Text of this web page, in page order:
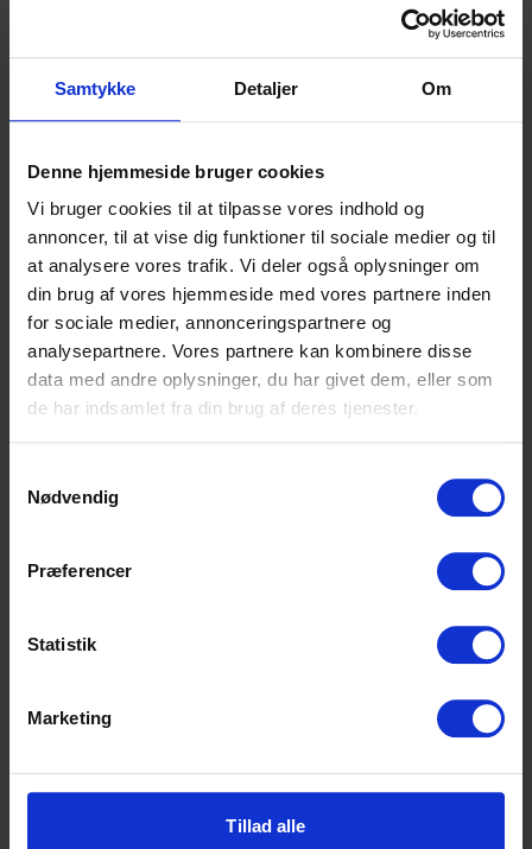
Samtykke Detaljer Om
Denne hjemmeside bruger cookies
Vi bruger cookies til at tilpasse vores indhold og
annoncer, til at vise dig funktioner til sociale medier og til
at analysere vores trafik. Vi deler også oplysninger om
din brug af vores hjemmeside med vores partnere inden
for sociale medier, annonceringspartnere og
analysepartnere. Vores partnere kan kombinere disse
data med andre oplysninger, du har givet dem, eller som
de har indsamlet fra din brug af deres tjenester.
Nødvendig
Præferencer
Statistik
Marketing
Tillad alle
Foredraget med Steffen Kretz
blev holdt i kantinen på SCU,
som i dagens anledning også
havde amerikanske retter på
menuen.
Tilgængelighedserklæring